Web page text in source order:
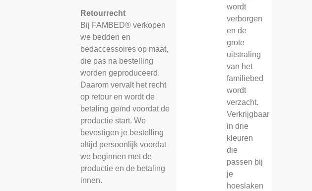
Retourrecht
Bij FAMBED® verkopen
we bedden en
bedaccessoires op maat,
die pas na bestelling
worden geproduceerd.
Daarom vervalt het recht
op retour en wordt de
betaling geïnd voordat de
productie start. We
bevestigen je bestelling
altijd persoonlijk voordat
we beginnen met de
productie en de betaling
innen.
wordt
verborgen
en de
grote
uitstraling
van het
familiebed
wordt
verzacht.
Verkrijgbaar
in drie
kleuren
die
passen bij
je
hoeslaken